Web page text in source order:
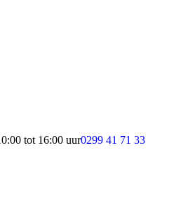
tot 16:00 uur0299 41 71 33